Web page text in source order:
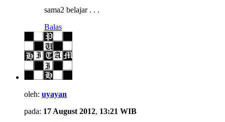
sama2 belajar . . .
Balas
oleh: uyayan
pada: 17 August 2012, 13:21 WIB